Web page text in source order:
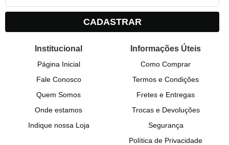
CADASTRAR
Institucional
Página Inicial
Fale Conosco
Quem Somos
Onde estamos
Indique nossa Loja
Informações Úteis
Como Comprar
Termos e Condições
Fretes e Entregas
Trocas e Devoluções
Segurança
Política de Privacidade